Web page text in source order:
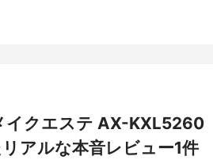
イクエステ AX-KXL5260
アルな本音レビュー1件